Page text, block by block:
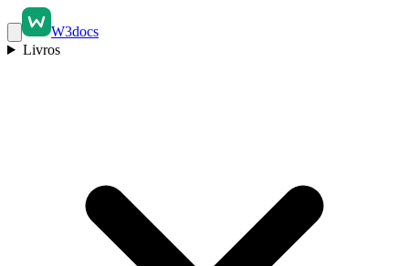
W3docs
Livros